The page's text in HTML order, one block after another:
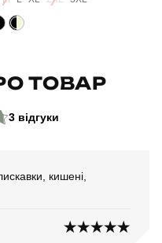
ТОВАР
3 відгуки
кишені,